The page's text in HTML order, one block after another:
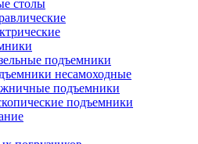
столы
подъемники
несамоходные
подъемники
подъемники